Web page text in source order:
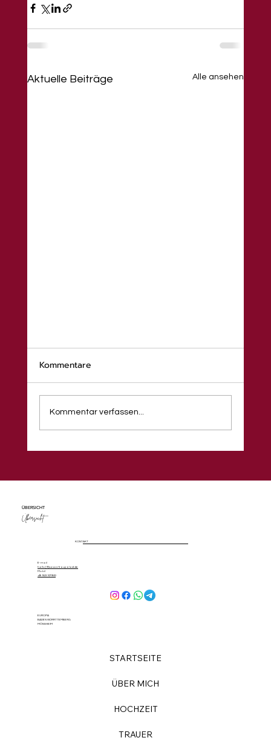
Aktuelle Beiträge Alle ansehen
Willkommen auf meinem Blog – wo noch
nicht viel steht, aber schon alles in mir
brodelt!
Kommentare
Kommentar verfassen...
ÜBERSICHT
Übersicht
KONTAKT
E-mail
hallo[@]sasas-traupalast.de
Mobil
+49 1523 1071900
EUROPA
BADEN WÜRRTTEMBERG
MÖNSHEIM
STARTSEITE
ÜBER MICH
HOCHZEIT
TRAUER